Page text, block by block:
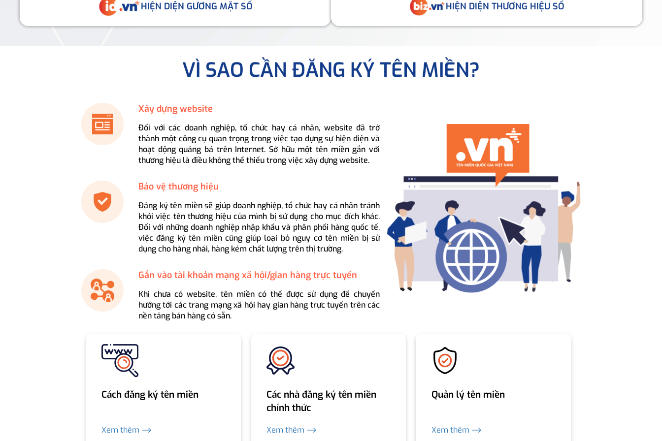
HIỆN DIỆN GƯƠNG MẶT SỐ HIỆN DIỆN THƯƠNG HIỆU SỐ
VÌ SAO CẦN ĐĂNG KÝ TÊN MIỀN?
Xây dựng website
Đối với các doanh nghiệp, tổ chức hay cá nhân, website đã trở
thành một công cụ quan trọng trong việc tạo dựng sự hiện diện và
hoạt động quảng bá trên Internet. Sở hữu một tên miền gắn với
thương hiệu là điều không thể thiếu trong việc xây dựng website.
Bảo vệ thương hiệu
Đăng ký tên miền sẽ giúp doanh nghiệp, tổ chức hay cá nhân tránh
khỏi việc tên thương hiệu của mình bị sử dụng cho mục đích khác.
Đối với những doanh nghiệp nhập khẩu và phân phối hàng quốc tế,
việc đăng ký tên miền cũng giúp loại bỏ nguy cơ tên miền bị sử
dụng cho hàng nhái, hàng kém chất lượng trên thị trường.
Gắn vào tài khoản mạng xã hội/gian hàng trực tuyến
Khi chưa có website, tên miền có thể được sử dụng để chuyển
hướng tới các trang mạng xã hội hay gian hàng trực tuyến trên các
nền tảng bán hàng có sẵn.
Cách đăng ký tên miền
Xem thêm ⟶
Các nhà đăng ký tên miền
chính thức
Xem thêm ⟶
Quản lý tên miền
Xem thêm ⟶